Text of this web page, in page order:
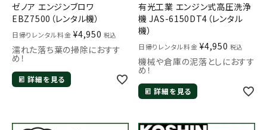
メールでのお問い合わせ
0739-72-4532
24時間受付
ゼノア エンジンブロワ
EBZ7500（レンタル機）
日帰りレンタル料金 ¥4,950 税込
濡れた落ち葉の掃除におすす
め！
詳細を見る
有光工業 エンジン式高圧洗浄
機 JAS-6150DT4（レンタル
機）
日帰りレンタル料金 ¥4,950 税込
機械や倉庫の泥落としにおすす
め！
詳細を見る